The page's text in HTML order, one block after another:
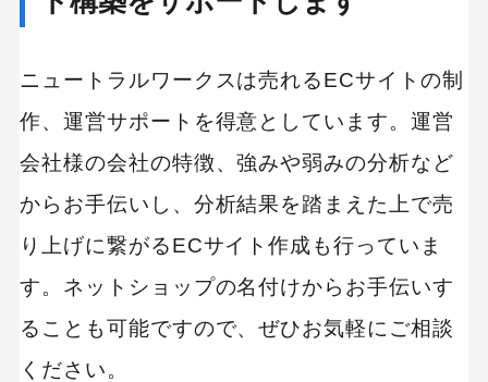
ニュートラルワークスは売れるECサイトの制
作、運営サポートを得意としています。運営
会社様の会社の特徴、強みや弱みの分析など
からお手伝いし、分析結果を踏まえた上で売
り上げに繋がるECサイト作成も行っていま
す。ネットショップの名付けからお手伝いす
ることも可能ですので、ぜひお気軽にご相談
ください。